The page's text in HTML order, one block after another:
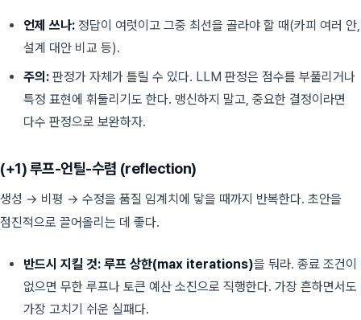
언제 쓰나:정답이 여럿이고 그중 최선을 골라야 할 때(카피 여러 안,
설계 대안 비교 등).
주의:판정가 자체가 틀릴 수 있다. LLM 판정은 점수를 부풀리거나
특정 표현에 휘둘리기도 한다. 맹신하지 말고, 중요한 결정이라면
다수 판정으로 보완하자.
(+1) 루프-언틸-수렴 (reflection)
생성 → 비평 → 수정을 품질 임계치에 닿을 때까지 반복한다. 초안을
점진적으로 끌어올리는 데 좋다.
반드시 지킬 것: 루프 상한(max iterations)을 둬라. 종료 조건이
없으면 무한 루프나 토큰 예산 소진으로 직행한다. 가장 흔하면서도
가장 고치기 쉬운 실패다.